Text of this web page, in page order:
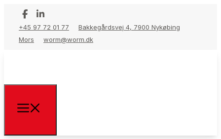
+45 97 72 01 77
Bakkegårdsvej 4, 7900 Nykøbing
Mors
worm@worm.dk